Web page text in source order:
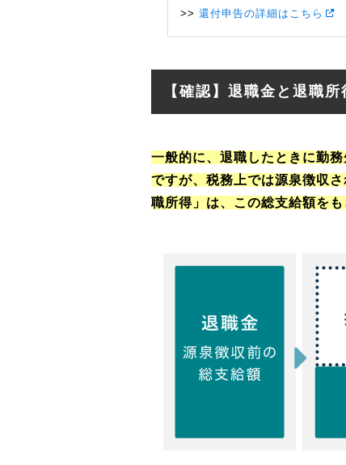
>> 還付申告の詳細はこちら
【確認】退職金と退職
一般的に、退職したときに勤
ですが、税務上では源泉徴収
職所得」は、この総支給額を